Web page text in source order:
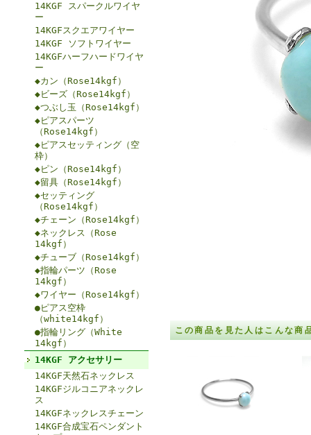
14KGF スパークルワイヤ
ー
14KGFスクエアワイヤー
14KGF ソフトワイヤー
14KGFハーフハードワイヤ
ー
◆カン（Rose14kgf）
◆ビーズ（Rose14kgf）
◆つぶし玉（Rose14kgf）
◆ピアスパーツ
（Rose14kgf）
◆ピアスセッティング（空
枠）
◆ピン（Rose14kgf）
◆留具（Rose14kgf）
◆セッティング
（Rose14kgf）
◆チェーン（Rose14kgf）
◆ネックレス（Rose
14kgf）
◆チューブ（Rose14kgf）
◆指輪パーツ（Rose
14kgf）
◆ワイヤー（Rose14kgf）
●ピアス空枠
（white14kgf）
●指輪リング（White
14kgf）
14KGF アクセサリー
14KGF天然石ネックレス
14KGFジルコニアネックレ
ス
14KGFネックレスチェーン
14KGF合成宝石ペンダント
この商品を見た人はこんな商